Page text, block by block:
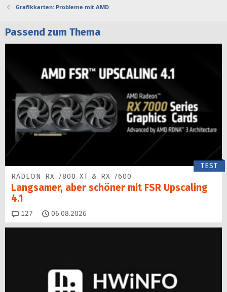
Grafikkarten: Probleme mit AMD
Passend zum Thema
TEST
RADEON RX 7800 XT & RX 7600
Langsamer, aber schöner mit FSR Upscaling
4.1
127 Kommentare
06.08.2026